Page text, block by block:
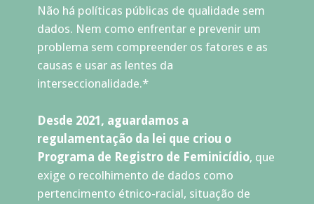
Não há políticas públicas de qualidade sem
dados. Nem como enfrentar e prevenir um
problema sem compreender os fatores e as
causas e usar as lentes da
interseccionalidade.*
Desde 2021, aguardamos a
regulamentação da lei que criou o
Programa de Registro de Feminicídio, que
exige o recolhimento de dados como
pertencimento étnico-racial, situação de